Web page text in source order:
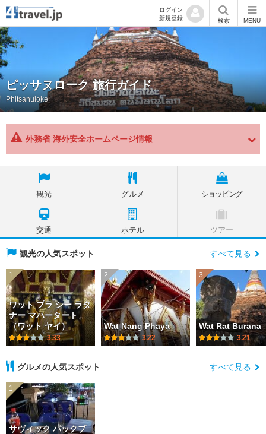
ログイン
新規登録
検索 MENU
ピッサヌローク 旅行ガイド
Phitsanuloke
外務省 海外安全ホームページ情報
観光 グルメ ショッピング
交通 ホテル ツアー
観光の人気スポット すべて見る
1
ワット プラ シー ラタ
ナー マハータート
（ワット ヤイ）
3.33
2
Wat Nang Phaya
3.22
3
Wat Rat Burana
3.21
グルメの人気スポット すべて見る
1
サヴィック パックブ